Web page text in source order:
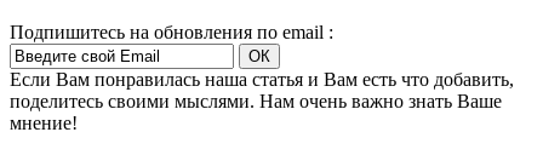
Подпишитесь на обновления по email :
Если Вам понравилась наша статья и Вам есть что добавить,
поделитесь своими мыслями. Нам очень важно знать Ваше
мнение!